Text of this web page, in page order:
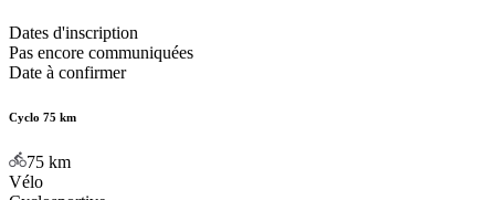
Dates d'inscription
Pas encore communiquées
Date à confirmer
Cyclo 75 km
75 km
Vélo